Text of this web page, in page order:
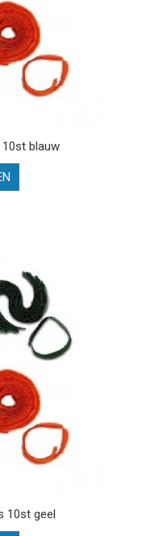
10st blauw
10st geel